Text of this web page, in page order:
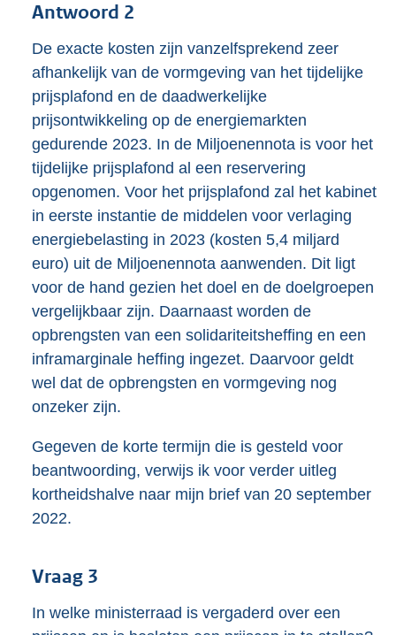
Antwoord 2
De exacte kosten zijn vanzelfsprekend zeer
afhankelijk van de vormgeving van het tijdelijke
prijsplafond en de daadwerkelijke
prijsontwikkeling op de energiemarkten
gedurende 2023. In de Miljoenennota is voor het
tijdelijke prijsplafond al een reservering
opgenomen. Voor het prijsplafond zal het kabinet
in eerste instantie de middelen voor verlaging
energiebelasting in 2023 (kosten 5,4 miljard
euro) uit de Miljoenennota aanwenden. Dit ligt
voor de hand gezien het doel en de doelgroepen
vergelijkbaar zijn. Daarnaast worden de
opbrengsten van een solidariteitsheffing en een
inframarginale heffing ingezet. Daarvoor geldt
wel dat de opbrengsten en vormgeving nog
onzeker zijn.
Gegeven de korte termijn die is gesteld voor
beantwoording, verwijs ik voor verder uitleg
kortheidshalve naar mijn brief van 20 september
2022.
Vraag 3
In welke ministerraad is vergaderd over een